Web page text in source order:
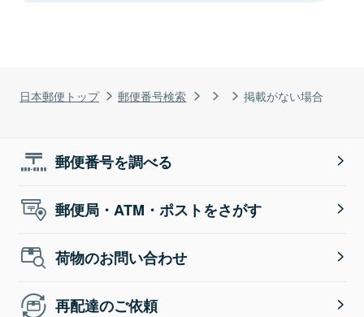
日本郵便トップ 郵便番号検索 掲載がない場合
郵便番号を調べる
郵便局・ATM・ポストをさがす
荷物のお問い合わせ
再配達のご依頼